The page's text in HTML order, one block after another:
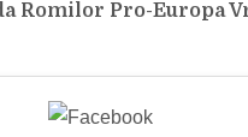
Romilor Pro-Europa